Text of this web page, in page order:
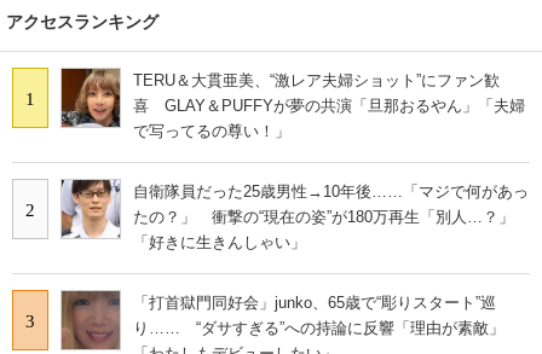
アクセスランキング
1
TERU＆大貫亜美、“激レア夫婦ショット”にファン歓
喜 GLAY＆PUFFYが夢の共演「旦那おるやん」「夫婦
で写ってるの尊い！」
2
自衛隊員だった25歳男性→10年後……「マジで何があっ
たの？」 衝撃の“現在の姿”が180万再生「別人…？」
「好きに生きんしゃい」
3
「打首獄門同好会」junko、65歳で“彫りスタート”巡
り…… “ダサすぎる”への持論に反響「理由が素敵」